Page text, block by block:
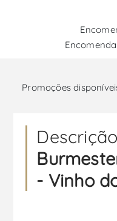
Promoções
- Vinho